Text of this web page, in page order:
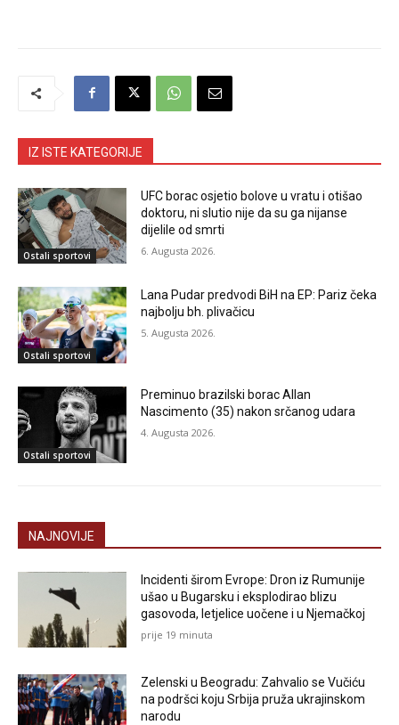
IZ ISTE KATEGORIJE
Ostali sportovi
UFC borac osjetio bolove u vratu i otišao
doktoru, ni slutio nije da su ga nijanse
dijelile od smrti
6. Augusta 2026.
Ostali sportovi
Lana Pudar predvodi BiH na EP: Pariz čeka
najbolju bh. plivačicu
5. Augusta 2026.
Ostali sportovi
Preminuo brazilski borac Allan
Nascimento (35) nakon srčanog udara
4. Augusta 2026.
NAJNOVIJE
Incidenti širom Evrope: Dron iz Rumunije
ušao u Bugarsku i eksplodirao blizu
gasovoda, letjelice uočene i u Njemačkoj
prije 19 minuta
Zelenski u Beogradu: Zahvalio se Vučiću
na podršci koju Srbija pruža ukrajinskom
narodu